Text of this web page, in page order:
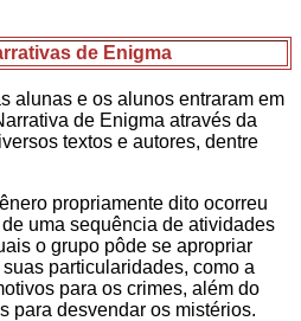
de Enigma
alunas e os alunos entraram em
de Enigma através da
textos e autores, dentre
propriamente dito ocorreu
uma sequência de atividades
o grupo pôde se apropriar
particularidades, como a
para os crimes, além do
para desvendar os mistérios.